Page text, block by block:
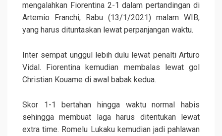
mengalahkan Fiorentina 2-1 dalam pertandingan di
Artemio Franchi, Rabu (13/1/2021) malam WIB,
yang harus dituntaskan lewat perpanjangan waktu.
Inter sempat unggul lebih dulu lewat penalti Arturo
Vidal. Fiorentina kemudian membalas lewat gol
Christian Kouame di awal babak kedua.
Skor 1-1 bertahan hingga waktu normal habis
sehingga membuat laga harus ditentukan lewat
extra time. Romelu Lukaku kemudian jadi pahlawan